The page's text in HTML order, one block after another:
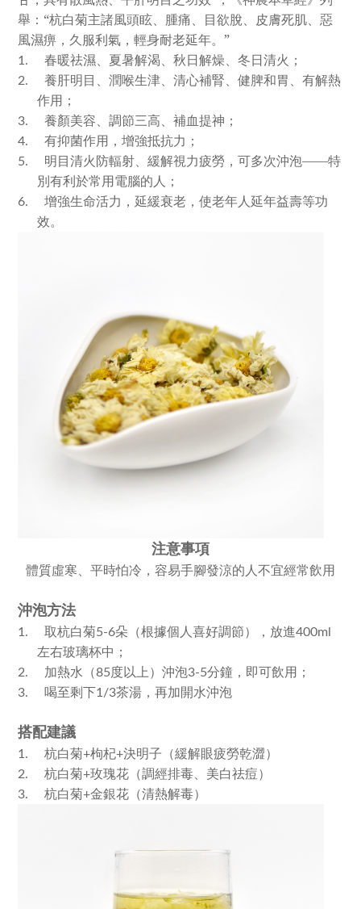
舉：“杭白菊主諸風頭眩、腫痛、目欲脫、皮膚死肌、惡
風濕痹，久服利氣，輕身耐老延年。”
1. 春暖祛濕、夏暑解渴、秋日解燥、冬日清火；
2.
養肝明目、潤喉生津、清心補腎、健脾和胃、有解熱
作用；
3. 養顏美容、調節三高、補血提神；
4. 有抑菌作用，增強抵抗力；
5.
明目清火防輻射、緩解視力疲勞，可多次沖泡——特
別有利於常用電腦的人；
6.
增強生命活力，延緩衰老，使老年人延年益壽等功
效。
注意事項
體質虛寒、平時怕冷，容易手腳發涼的人不宜經常飲用
沖泡方法
1. 取杭白菊5-6朵（根據個人喜好調節），放進400ml
左右玻璃杯中；
2. 加熱水（85度以上）沖泡3-5分鐘，即可飲用；
3. 喝至剩下1/3茶湯，再加開水沖泡
搭配建議
1. 杭白菊+枸杞+決明子（緩解眼疲勞乾澀）
2. 杭白菊+玫瑰花（調經排毒、美白祛痘）
3. 杭白菊+金銀花（清熱解毒）